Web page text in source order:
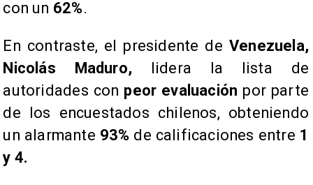
con un 62%.
​En contraste, el presidente de Venezuela,
Nicolás Maduro, lidera la lista de
autoridades con peor evaluación por parte
de los encuestados chilenos, obteniendo
un alarmante 93% de calificaciones entre 1
y 4.